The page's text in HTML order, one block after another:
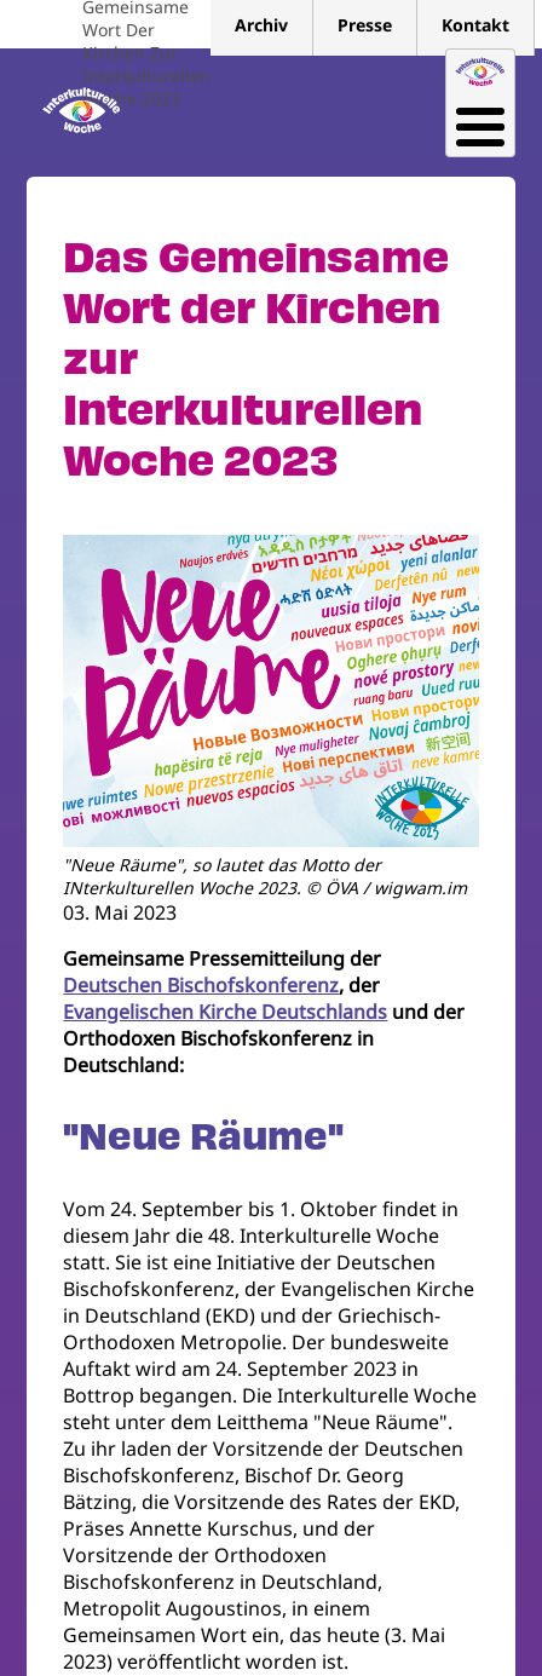
Gemeinsame
Wort Der
Kirchen Zur
Interkulturellen
Woche 2023
Archiv Presse Kontakt
Das Gemeinsame
Wort der Kirchen
zur
Interkulturellen
Woche 2023
"Neue Räume", so lautet das Motto der
INterkulturellen Woche 2023. © ÖVA / wigwam.im
03. Mai 2023
Gemeinsame Pressemitteilung der
Deutschen Bischofskonferenz, der
Evangelischen Kirche Deutschlands und der
Orthodoxen Bischofskonferenz in
Deutschland:
"Neue Räume"
Vom 24. September bis 1. Oktober findet in
diesem Jahr die 48. Interkulturelle Woche
statt. Sie ist eine Initiative der Deutschen
Bischofskonferenz, der Evangelischen Kirche
in Deutschland (EKD) und der Griechisch-
Orthodoxen Metropolie. Der bundesweite
Auftakt wird am 24. September 2023 in
Bottrop begangen. Die Interkulturelle Woche
steht unter dem Leitthema "Neue Räume".
Zu ihr laden der Vorsitzende der Deutschen
Bischofskonferenz, Bischof Dr. Georg
Bätzing, die Vorsitzende des Rates der EKD,
Präses Annette Kurschus, und der
Vorsitzende der Orthodoxen
Bischofskonferenz in Deutschland,
Metropolit Augoustinos, in einem
Gemeinsamen Wort ein, das heute (3. Mai
2023) veröffentlicht worden ist.